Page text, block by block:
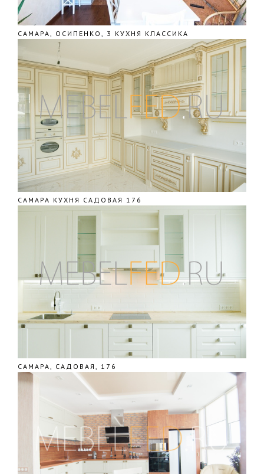
САМАРА, ОСИПЕНКО, 3 КУХНЯ КЛАССИКА
САМАРА КУХНЯ САДОВАЯ 176
САМАРА, САДОВАЯ, 176